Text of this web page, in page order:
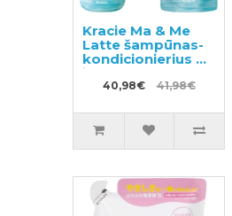
Kracie Ma & Me
Latte šampūnas-
kondicionierius 2
in 1 490ml
+papildymas
40,98€ 41,98€